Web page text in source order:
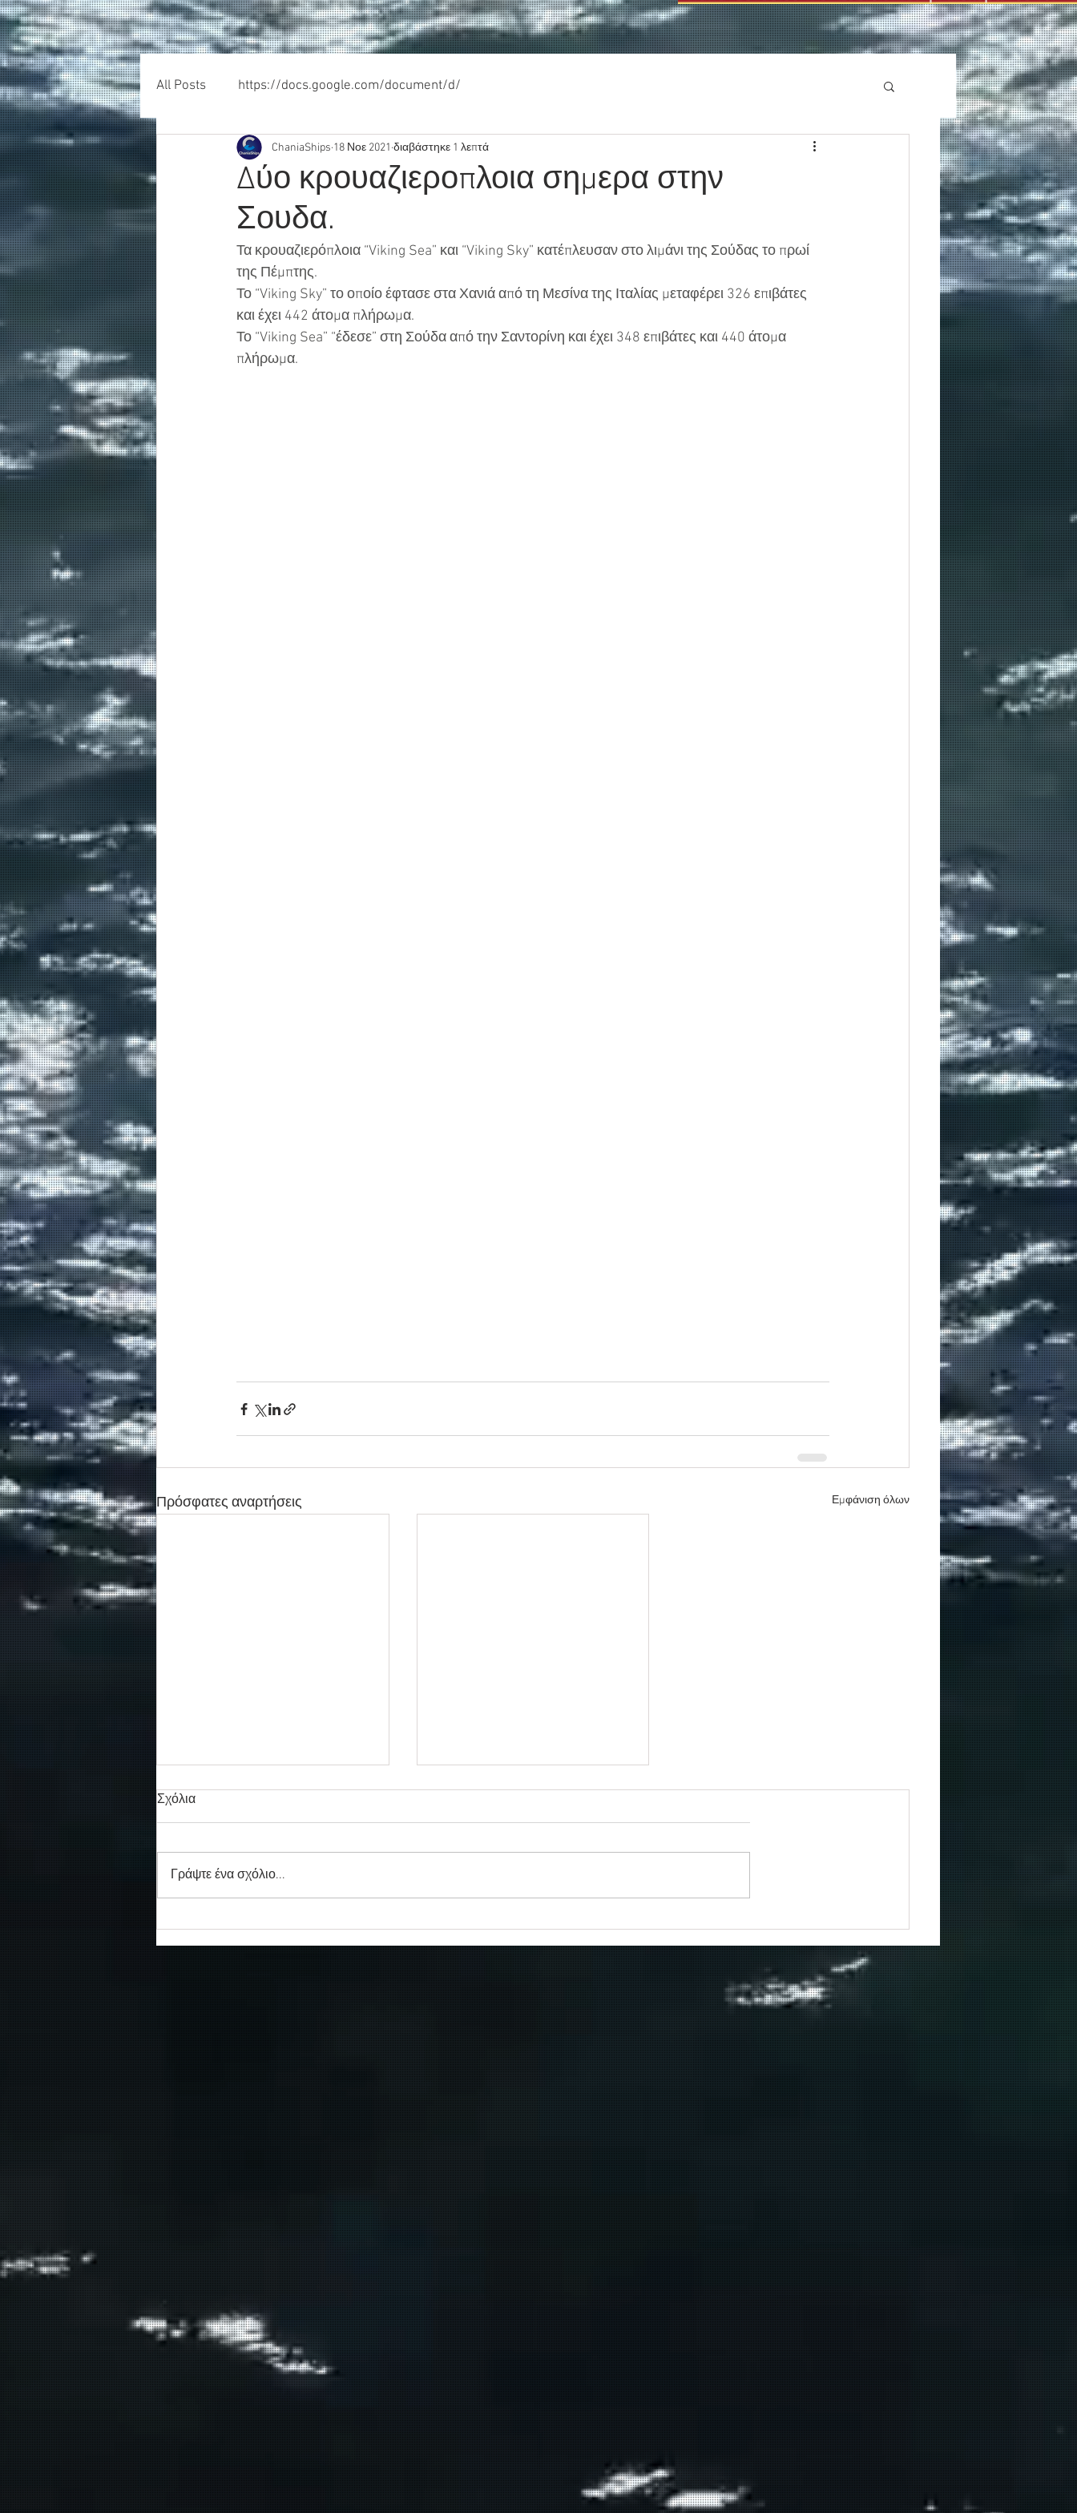
All Posts https://docs.google.com/document/d/
Δύο κρουαζιεροπλοια σημερα στην
Σουδα.
ChaniaShips 18 Νοε 2021 διαβάστηκε 1 λεπτά
Τα κρουαζιερόπλοια “Viking Sea” και “Viking Sky” κατέπλευσαν στο λιμάνι της Σούδας το πρωί
της Πέμπτης.
Το “Viking Sky” το οποίο έφτασε στα Χανιά από τη Μεσίνα της Ιταλίας μεταφέρει 326 επιβάτες
και έχει 442 άτομα πλήρωμα.
Το “Viking Sea” “έδεσε” στη Σούδα από την Σαντορίνη και έχει 348 επιβάτες και 440 άτομα
πλήρωμα.
Πρόσφατες αναρτήσεις Εμφάνιση όλων
Σχόλια
Γράψτε ένα σχόλιο...